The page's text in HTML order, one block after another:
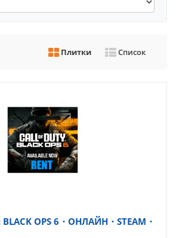
Плитки Список
BLACK OPS 6・ОНЛАЙН・STEAM・